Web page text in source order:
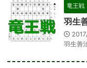
竜王戦
羽生
羽生善